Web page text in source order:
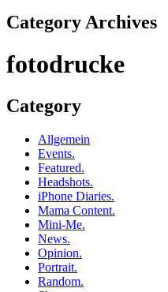
Category Archives
fotodrucke
Category
Allgemein
Events.
Featured.
Headshots.
iPhone Diaries.
Mama Content.
Mini-Me.
News.
Opinion.
Portrait.
Random.